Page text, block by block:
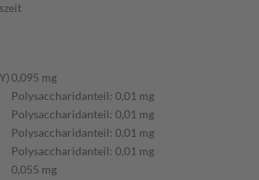
0,095 mg
Polysaccharidanteil: 0,01 mg
Polysaccharidanteil: 0,01 mg
Polysaccharidanteil: 0,01 mg
Polysaccharidanteil: 0,01 mg
0,055 mg